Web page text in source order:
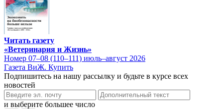
Читать газету
«Ветеринария и Жизнь»
Номер 07–08 (110–111) июль–август 2026
Газета ВиЖ. Купить
Подпишитесь на нашу рассылку и будьте в курсе всех
новостей
и выберите большее число